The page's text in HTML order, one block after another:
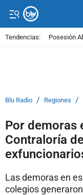
Tendencias: Posesión
Blu Radio / Regiones /
Por demoras
Contraloría
Las demoras en
colegios